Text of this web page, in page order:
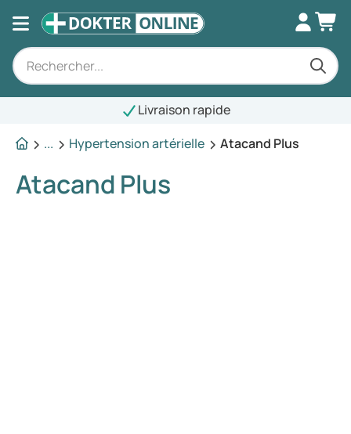
Livraison rapide
...
Hypertension artérielle Atacand Plus
Atacand Plus